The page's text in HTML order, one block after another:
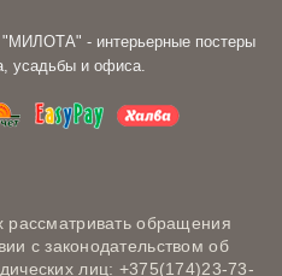
"МИЛОТА" - интерьерные постеры
усадьбы и офиса.
обращения
с законодательством об
лиц: +375(174)23-73-